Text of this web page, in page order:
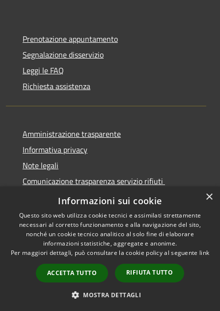
Prenotazione appuntamento
Segnalazione disservizio
Leggi le FAQ
Richiesta assistenza
Amministrazione trasparente
Informativa privacy
Note legali
Comunicazione trasparenza servizio rifiuti
Dichiarazione di accessibilità
Accessibilità
Copyright © 2026 • Città di
Seregno • Powered by
Municipium•
Accesso
redazione
×
Informazioni sui cookie
Questo sito web utilizza cookie tecnici e assimilati strettamente
necessari al corretto funzionamento e alla navigazione del sito,
nonché un cookie tecnico analitico al solo fine di elaborare
informazioni statistiche, aggregate e anonime.
Per maggiori dettagli, può consultare la cookie policy al seguente link
ACCETTA TUTTO RIFIUTA TUTTO
MOSTRA DETTAGLI